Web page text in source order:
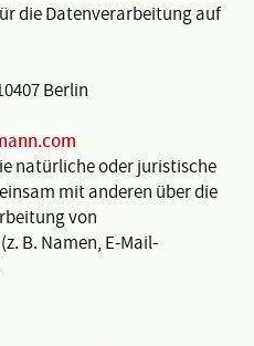
die Datenverarbeitung auf
Berlin
natürliche oder juristische
mit anderen über die
von
B. Namen, E-Mail-